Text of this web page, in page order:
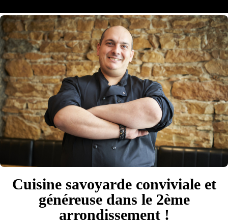
Cuisine savoyarde conviviale et
généreuse dans le 2ème
arrondissement !